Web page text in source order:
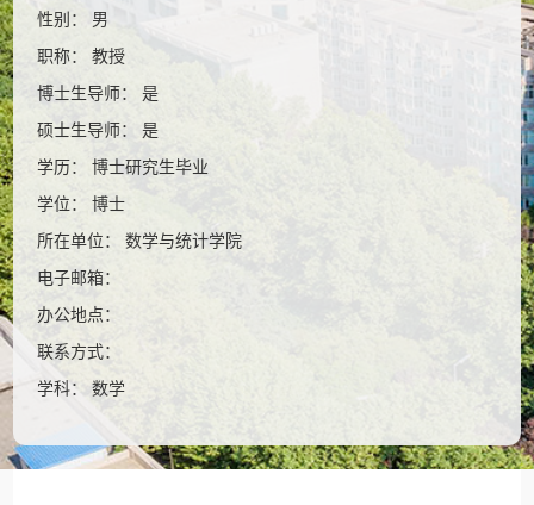
性别： 男
职称： 教授
博士生导师： 是
硕士生导师： 是
学历： 博士研究生毕业
学位： 博士
所在单位： 数学与统计学院
电子邮箱：
办公地点：
联系方式：
学科： 数学